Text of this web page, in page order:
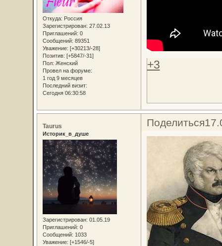
Откуда: Россия
Зарегистрирован: 27.02.13
Приглашений: 0
Сообщений: 89351
Уважение: [+30213/-28]
Позитив: [+5847/-31]
Пол: Женский
Провел на форуме:
1 год 9 месяцев
Последний визит:
Сегодня 06:30:58
+3
Поделиться
Taurus
Историк_в_душе
Зарегистрирован: 01.05.19
Приглашений: 0
Сообщений: 1033
Уважение: [+1546/-5]